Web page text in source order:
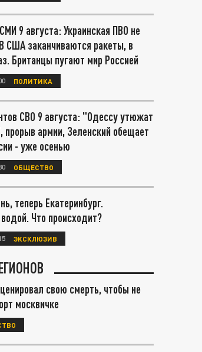
9 августа: Украинская ПВО не
США заканчиваются ракеты, в
Британцы пугают мир Россией
ПОЛИТИКА
СВО 9 августа: "Одессу утюжат
прорыв армии, Зеленский обещает
- уже осенью
ОБЩЕСТВО
теперь Екатеринбург.
Что происходит?
ЭКСКЛЮЗИВ
свою смерть, чтобы не
москвичке